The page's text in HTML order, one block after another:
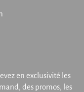
en exclusivité les
des promos, les